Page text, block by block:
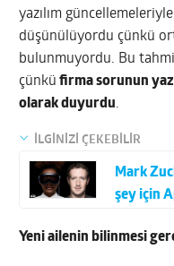
yazılım
düşünülüyordu çünkü
bulunmuyordu. Bu
çünkü firma sorunun
olarak duyurdu.
İLGİNİZİ ÇEKEBİLİR
Mark
şey için
Yeni ailenin bilinmesi